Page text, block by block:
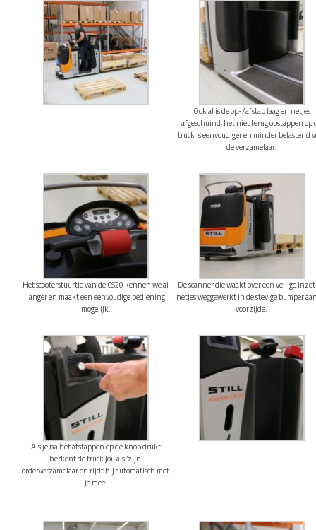
Ook al is de op-/afstap laag en netjes
afgeschuind, het niet terug opstappen op
truck is eenvoudiger en minder belastend
de verzamelaar.
Het scooterstuurtje van de CS20 kennen we al
langer en maakt een eenvoudige bediening
mogelijk.
De scanner die waakt over een veilige
netjes weggewerkt in de stevige bumper
voorzijde.
Als je na het afstappen op de knop drukt
herkent de truck jou als ‘zijn’
orderverzamelaar en rijdt hij automatisch met
je mee.